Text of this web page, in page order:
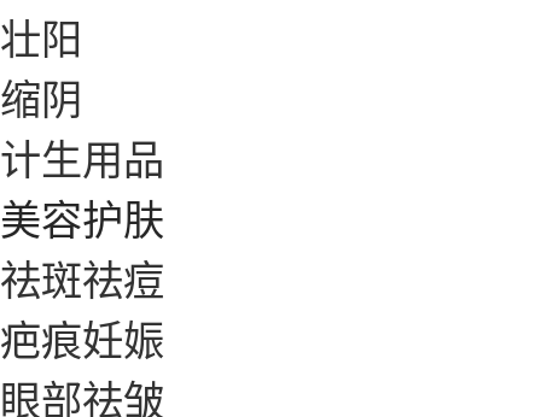
壮阳
缩阴
计生用品
美容护肤
祛斑祛痘
疤痕妊娠
眼部祛皱